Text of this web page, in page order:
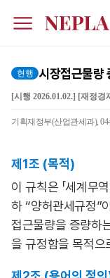
현행 시장접근물량
[시행 2026.01.02.] [재정경
기획재정부(산업관세과),
제1조 (목적)
이 규칙은 「세계무
하 “양허관세규정”
접근물량을 증량하
을 규정함을 목적